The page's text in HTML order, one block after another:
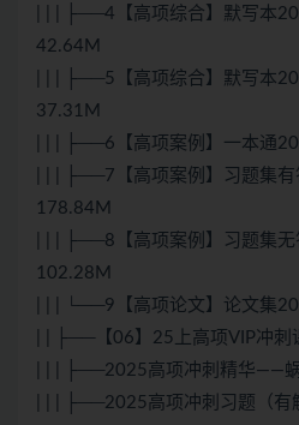
| | | ├──4【高项综合】默写本
42.64M
| | | ├──5【高项综合】默写本
37.31M
| | | ├──6【高项案例】一本通
| | | ├──7【高项案例】习题集
178.84M
| | | ├──8【高项案例】习题集
102.28M
| | | └──9【高项论文】论文集
| | ├──【06】25上高项VIP冲刺
| | | ├──2025高项冲刺精华——
| | | ├──2025高项冲刺习题（